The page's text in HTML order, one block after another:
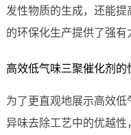
发性物质的生成，还能
的环保化生产提供了强有
高效低气味三聚催化剂的
为了更直观地展示高效
异味去除工艺中的优越